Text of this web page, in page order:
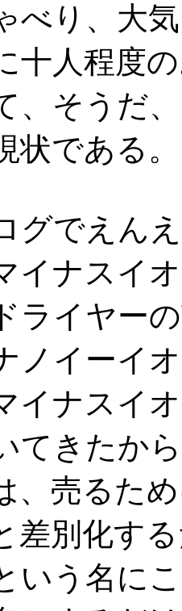
べり、大
十人程度
、そうだ
状である。
グでえん
イナスイ
ライヤー
ノイーイ
イナスイ
てきたか
、売るた
差別化す
いう名に